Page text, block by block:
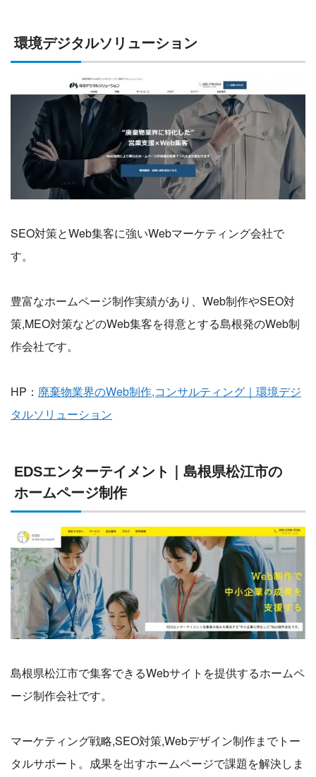
環境デジタルソリューション
SEO対策とWeb集客に強いWebマーケティング会社で
す。
豊富なホームページ制作実績があり、Web制作やSEO対
策,MEO対策などのWeb集客を得意とする島根発のWeb制
作会社です。
HP： 廃棄物業界のWeb制作,コンサルティング｜環境デジ
タルソリューション
EDSエンターテイメント｜島根県松江市の
ホームページ制作
島根県松江市で集客できるWebサイトを提供するホームペ
ージ制作会社です。
マーケティング戦略,SEO対策,Webデザイン制作までトー
タルサポート。成果を出すホームページで課題を解決しま